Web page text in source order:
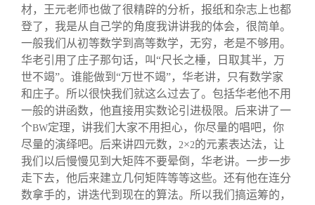
材，王元老师也做了很精辟的分析，报纸和杂志上也都
登了，我是从自己学的角度我讲讲我的体会，很简单。
一般我们从初等数学到高等数学，无穷，老是不够用。
华老引用了庄子那句话，叫“尺长之棰，日取其半，万
世不竭”。谁能做到“万世不竭”，华老讲，只有数学家
和庄子。所以很快我们就这么过去了。包括华老他不用
一般的讲函数，他直接用实数论引进极限。后来讲了一
个BW定理，讲我们大家不用担心，你尽量的唱吧，你
尽量的演绎吧。后来讲四元数， 2×2的元素表达法，让
我们以后慢慢见到大矩阵不要晕倒，华老讲。一步一步
走下去，他后来建立几何矩阵等等这些。还有他在连分
数拿手的，讲迭代到现在的算法。所以我们搞运筹的，